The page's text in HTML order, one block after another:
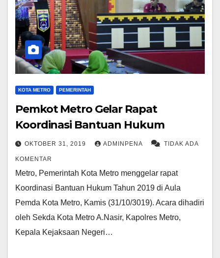
KOTA METRO PEMERINTAH
Pemkot Metro Gelar Rapat
Koordinasi Bantuan Hukum
OKTOBER 31, 2019 ADMINPENA TIDAK ADA
KOMENTAR
Metro, Pemerintah Kota Metro menggelar rapat
Koordinasi Bantuan Hukum Tahun 2019 di Aula
Pemda Kota Metro, Kamis (31/10/3019). Acara dihadiri
oleh Sekda Kota Metro A.Nasir, Kapolres Metro,
Kepala Kejaksaan Negeri…